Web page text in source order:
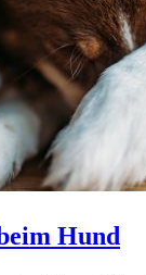
Hund